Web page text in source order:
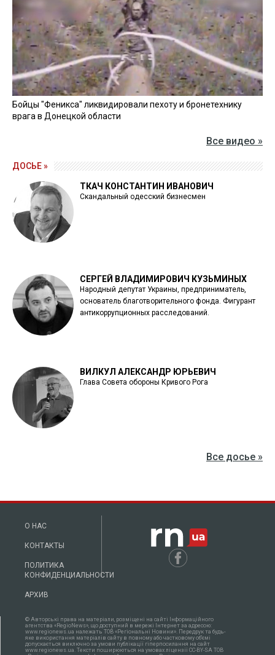
Бойцы "Феникса" ликвидировали пехоту и бронетехнику
врага в Донецкой области
Все видео »
ДОСЬЕ »
ТКАЧ КОНСТАНТИН ИВАНОВИЧ
Скандальный одесский бизнесмен
СЕРГЕЙ ВЛАДИМИРОВИЧ КУЗЬМИНЫХ
Народный депутат Украины, предприниматель,
основатель благотворительного фонда. Фигурант
антикоррупционных расследований.
ВИЛКУЛ АЛЕКСАНДР ЮРЬЕВИЧ
Глава Совета обороны Кривого Рога
Все досье »
О НАС
КОНТАКТЫ
ПОЛИТИКА
КОНФИДЕНЦИАЛЬНОСТИ
АРХИВ
© Авторські права на матеріали, розміщені на сайті Інформаційного
агентства «RegioNews», що доступний в мережі Інтернет за адресою:
www.regionews.ua належать ТОВ «Регіональні Новини». Передрук та будь-
яке використання матеріалів сайту в повному або частковому об'ємі
допускається виключно за умови публікації гіперпосилання на сайт
www.regionews.ua. Тексти поширюються нa умовах ліцензії CC-BY-SA ТОВ